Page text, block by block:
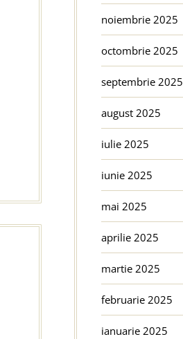
noiembrie 2025
octombrie 2025
septembrie 2025
august 2025
iulie 2025
iunie 2025
mai 2025
aprilie 2025
martie 2025
februarie 2025
ianuarie 2025